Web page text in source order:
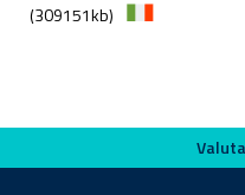
(309151kb)
Valuta questo